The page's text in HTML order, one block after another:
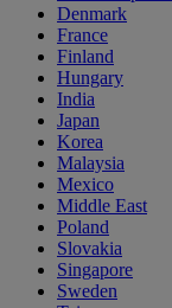
Denmark
France
Finland
Hungary
India
Japan
Korea
Malaysia
Mexico
Middle East
Poland
Slovakia
Singapore
Sweden